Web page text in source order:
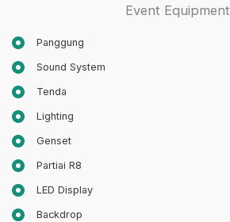
Event Equipment
Panggung
Sound System
Tenda
Lighting
Genset
Partiai R8
LED Display
Backdrop